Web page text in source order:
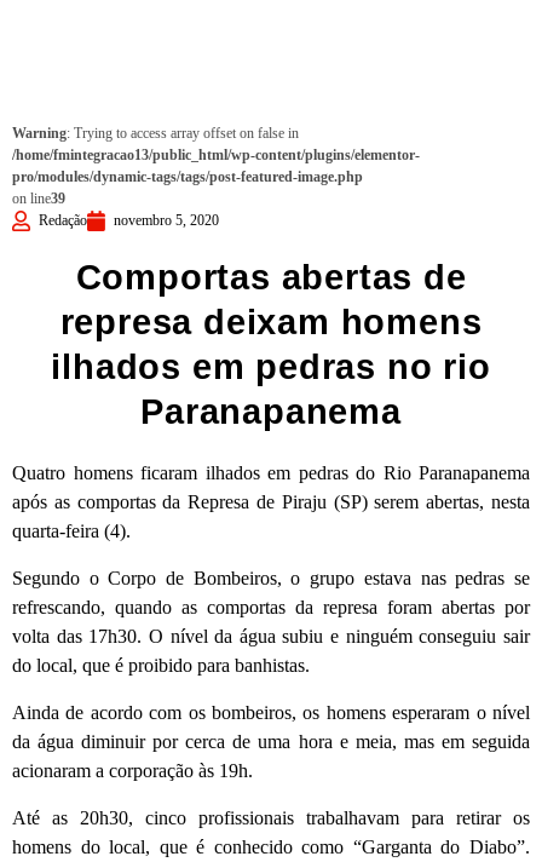
Warning: Trying to access array offset on false in
/home/fmintegracao13/public_html/wp-content/plugins/elementor-
pro/modules/dynamic-tags/tags/post-featured-image.php
on line39
Redação
novembro 5, 2020
Comportas abertas de
represa deixam homens
ilhados em pedras no rio
Paranapanema
Quatro homens ficaram ilhados em pedras do Rio Paranapanema
após as comportas da Represa de Piraju (SP) serem abertas, nesta
quarta-feira (4).
Segundo o Corpo de Bombeiros, o grupo estava nas pedras se
refrescando, quando as comportas da represa foram abertas por
volta das 17h30. O nível da água subiu e ninguém conseguiu sair
do local, que é proibido para banhistas.
Ainda de acordo com os bombeiros, os homens esperaram o nível
da água diminuir por cerca de uma hora e meia, mas em seguida
acionaram a corporação às 19h.
Até as 20h30, cinco profissionais trabalhavam para retirar os
homens do local, que é conhecido como “Garganta do Diabo”.